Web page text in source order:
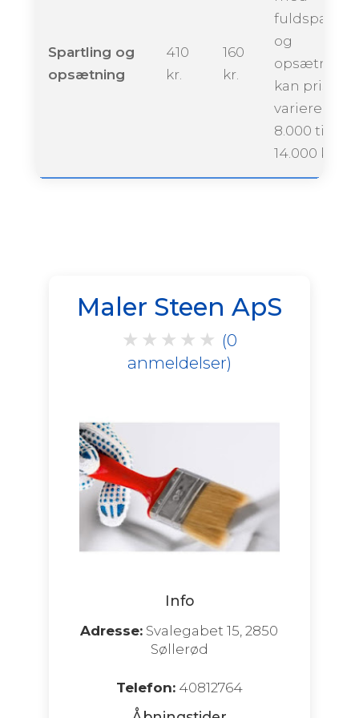
Spartling og
opsætning
410
kr.
160
kr.
og
opsætning
kan prisen
variere fra
8.000 til
14.000
Maler Steen ApS
★ ★ ★ ★ ★ (0
anmeldelser)
Info
Adresse: Svalegabet 15, 2850
Søllerød
Telefon:40812764